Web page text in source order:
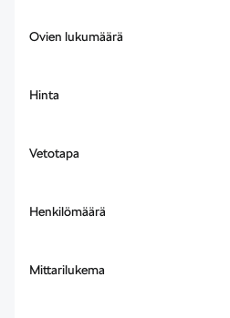
Ovien lukumäärä
Hinta
Vetotapa
Henkilömäärä
Mittarilukema